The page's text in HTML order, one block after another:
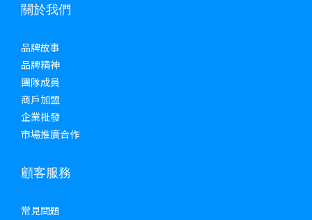
關於我們
品牌故事
品牌精神
團隊成員
商戶加盟
企業批發
市場推廣合作
顧客服務
常見問題